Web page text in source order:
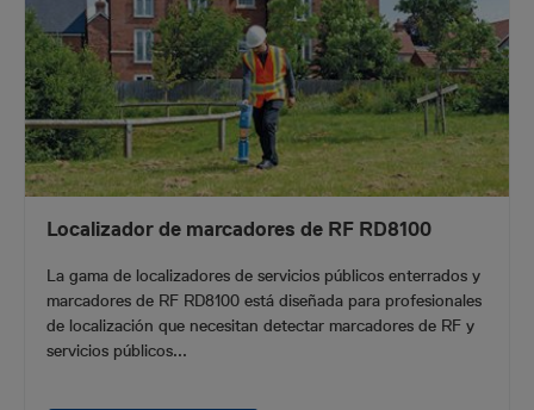
Localizador de marcadores de RF RD8100
La gama de localizadores de servicios públicos enterrados y
marcadores de RF RD8100 está diseñada para profesionales
de localización que necesitan detectar marcadores de RF y
servicios públicos...